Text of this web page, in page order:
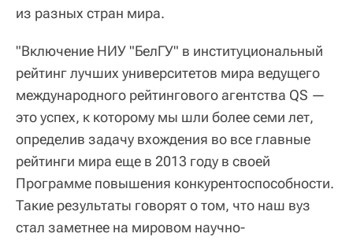
из разных стран мира.
"Включение НИУ "БелГУ" в институциональный
рейтинг лучших университетов мира ведущего
международного рейтингового агентства QS —
это успех, к которому мы шли более семи лет,
определив задачу вхождения во все главные
рейтинги мира еще в 2013 году в своей
Программе повышения конкурентоспособности.
Такие результаты говорят о том, что наш вуз
стал заметнее на мировом научно-